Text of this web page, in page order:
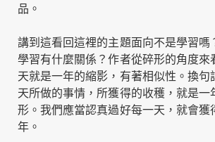
品。
講到這看回這裡的主題面向不是學習嗎
學習有什麼關係？作者從碎形的角度來
天就是一年的縮影，有著相似性。換句
天所做的事情，所獲得的收穫，就是一
形。我們應當認真過好每一天，就會獲
年。